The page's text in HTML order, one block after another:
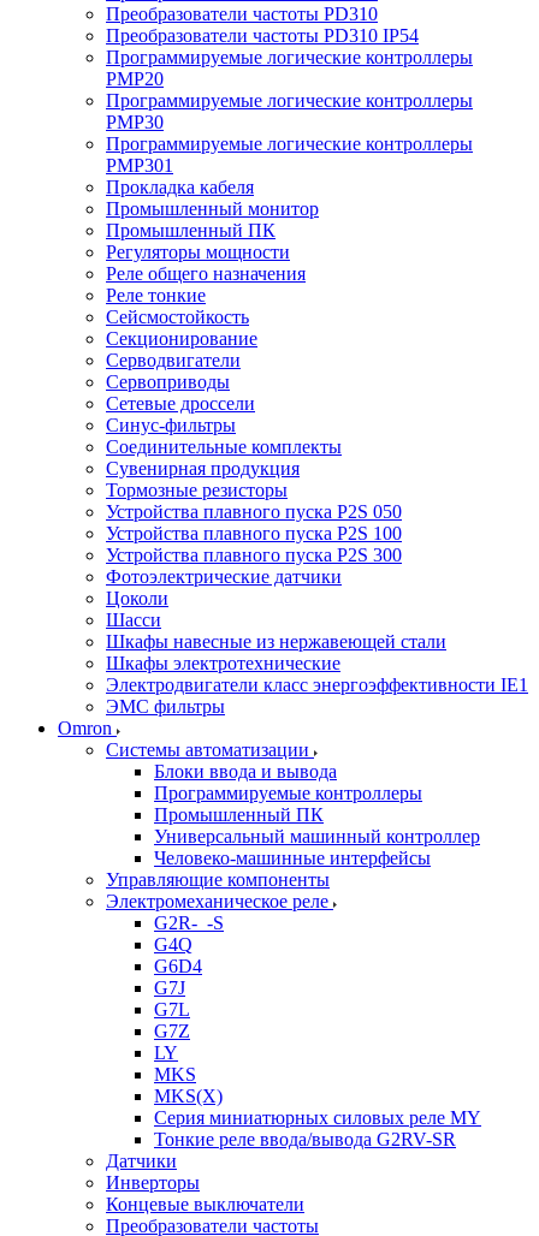
Преобразователи частоты PD310
Преобразователи частоты PD310 IP54
Программируемые логические контроллеры
PMP20
Программируемые логические контроллеры
PMP30
Программируемые логические контроллеры
PMP301
Прокладка кабеля
Промышленный монитор
Промышленный ПК
Регуляторы мощности
Реле общего назначения
Реле тонкие
Сейсмостойкость
Секционирование
Серводвигатели
Сервоприводы
Сетевые дроссели
Синус-фильтры
Соединительные комплекты
Сувенирная продукция
Тормозные резисторы
Устройства плавного пуска P2S 050
Устройства плавного пуска P2S 100
Устройства плавного пуска P2S 300
Фотоэлектрические датчики
Цоколи
Шасси
Шкафы навесные из нержавеющей стали
Шкафы электротехнические
Электродвигатели класс энергоэффективности IE1
ЭМС фильтры
Omron
Системы автоматизации
Блоки ввода и вывода
Программируемые контроллеры
Промышленный ПК
Универсальный машинный контроллер
Человеко-машинные интерфейсы
Управляющие компоненты
Электромеханическое реле
G2R-_-S
G4Q
G6D4
G7J
G7L
G7Z
LY
MKS
MKS(X)
Серия миниатюрных силовых реле MY
Тонкие реле ввода/вывода G2RV-SR
Датчики
Инверторы
Концевые выключатели
Преобразователи частоты